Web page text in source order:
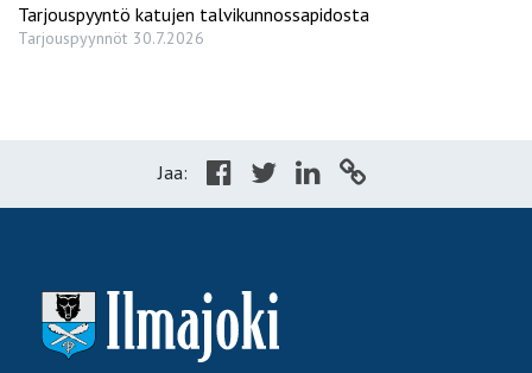
Tarjouspyyntö katujen talvikunnossapidosta
Tarjouspyynnöt 30.7.2026
Jaa: